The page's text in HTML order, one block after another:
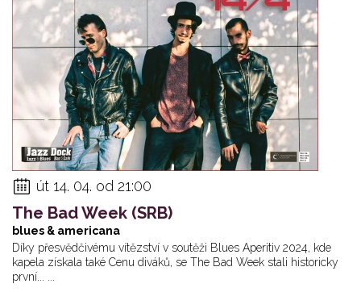
út 14. 04. od 21:00
The Bad Week (SRB)
blues & americana
Díky přesvědčivému vítězství v soutěži Blues Aperitiv 2024, kde
kapela získala také Cenu diváků, se The Bad Week stali historicky
první... ...